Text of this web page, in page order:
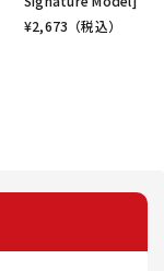
¥2,673 （税込）